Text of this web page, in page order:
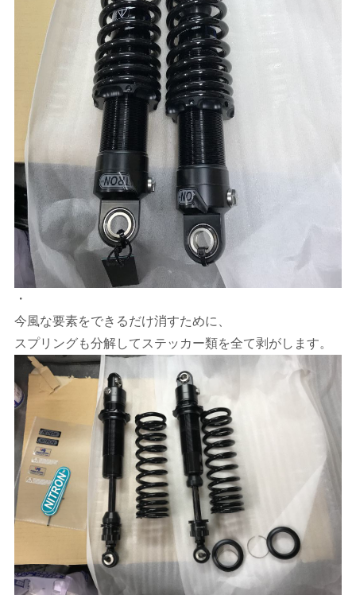
・
今風な要素をできるだけ消すために、
スプリングも分解してステッカー類を全て剥がします。